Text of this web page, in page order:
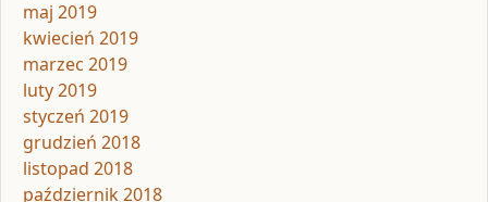
maj 2019
kwiecień 2019
marzec 2019
luty 2019
styczeń 2019
grudzień 2018
listopad 2018
październik 2018